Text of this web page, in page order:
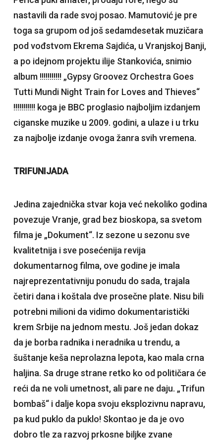
nastavili da rade svoj posao. Mamutović je pre
toga sa grupom od još sedamdesetak muzičara
pod vođstvom Ekrema Sajdića, u Vranjskoj Banji,
a po idejnom projektu ilije Stankovića, snimio
album !!!!!!!!!!! „Gypsy Groovez Orchestra Goes
Tutti Mundi Night Train for Loves and Thieves“
!!!!!!!!!!! koga je BBC proglasio najboljim izdanjem
ciganske muzike u 2009. godini, a ulaze i u trku
za najbolje izdanje ovoga žanra svih vremena.
TRIFUNIJADA
Jedina zajednička stvar koja već nekoliko godina
povezuje Vranje, grad bez bioskopa, sa svetom
filma je „Dokument“. Iz sezone u sezonu sve
kvalitetnija i sve posećenija revija
dokumentarnog filma, ove godine je imala
najreprezentativniju ponudu do sada, trajala
četiri dana i koštala dve prosečne plate. Nisu bili
potrebni milioni da vidimo dokumentaristički
krem Srbije na jednom mestu. Još jedan dokaz
da je borba radnika i neradnika u trendu, a
šuštanje keša neprolazna lepota, kao mala crna
haljina. Sa druge strane retko ko od političara će
reći da ne voli umetnost, ali pare ne daju. „Trifun
bombaš“ i dalje kopa svoju eksplozivnu napravu,
pa kud puklo da puklo! Skontao je da je ovo
dobro tle za razvoj prkosne biljke zvane